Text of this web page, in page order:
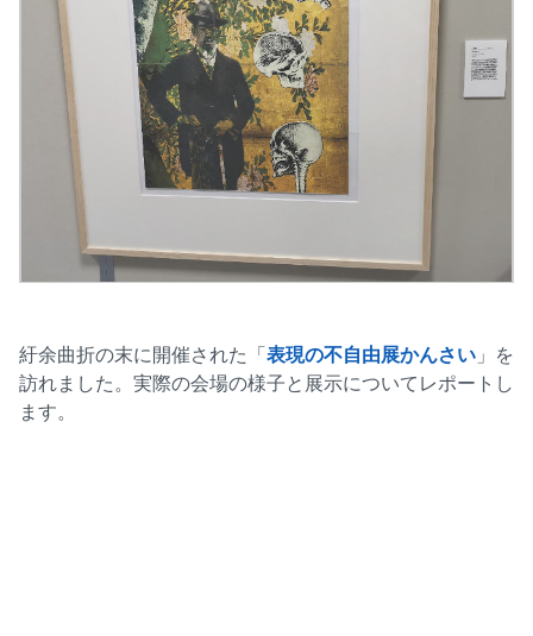
紆余曲折の末に開催された「表現の不自由展かんさい 」を
訪れました。実際の会場の様子と展示についてレポートし
ます。